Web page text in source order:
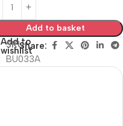
Add to basket
Add to
wishlist
SKU
BU033A
Share: